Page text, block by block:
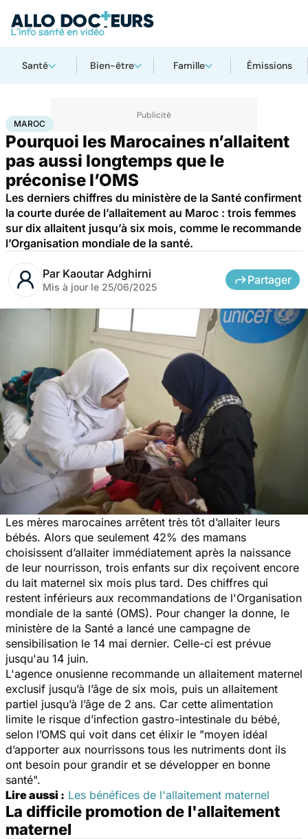
Santé Bien-être Famille Émissions
AccueilSanté Santé publiqueMaroc
MAROC
Pourquoi les Marocaines n’allaitent
pas aussi longtemps que le
préconise l’OMS
Les derniers chiffres du ministère de la Santé confirment
la courte durée de l’allaitement au Maroc : trois femmes
sur dix allaitent jusqu’à six mois, comme le recommande
l’Organisation mondiale de la santé.
Par Kaoutar Adghirni
Mis à jour le 25/06/2025
Partager
Les mères marocaines arrêtent très tôt d’allaiter leurs
bébés. Alors que seulement 42% des mamans
choisissent d’allaiter immédiatement après la naissance
de leur nourrisson, trois enfants sur dix reçoivent encore
du lait maternel six mois plus tard. Des chiffres qui
restent inférieurs aux recommandations de l'Organisation
mondiale de la santé (OMS). Pour changer la donne, le
ministère de la Santé a lancé une campagne de
sensibilisation le 14 mai dernier. Celle-ci est prévue
jusqu'au 14 juin.
L'agence onusienne recommande un allaitement maternel
exclusif jusqu’à l’âge de six mois, puis un allaitement
partiel jusqu’à l’âge de 2 ans. Car cette alimentation
limite le risque d’infection gastro-intestinale du bébé,
selon l’OMS qui voit dans cet élixir le "moyen idéal
d’apporter aux nourrissons tous les nutriments dont ils
ont besoin pour grandir et se développer en bonne
santé".
Lire aussi : Les bénéfices de l'allaitement maternel
La difficile promotion de l'allaitement
maternel